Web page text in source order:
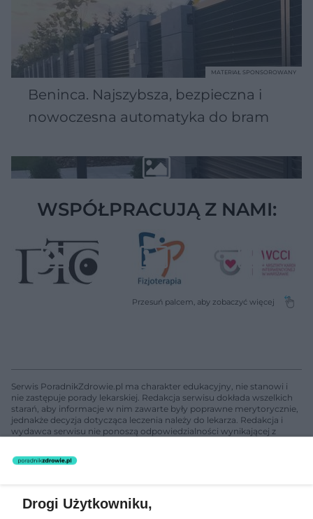
Beninca. Najszybsza, bezpieczna i
nowoczesna automatyka do bram
MATERIAŁ SPONSOROWANY
WSPÓŁPRACUJĄ Z NAMI:
Serwis PoradnikZdrowie.pl ma charakter edukacyjny, nie stanowi i
nie zastępuje porady lekarskiej. Redakcja serwisu dokłada wszelkich
starań, aby informacje w nim zawarte były poprawne merytorycznie,
jednakże decyzja dotycząca leczenia należy do lekarza. Redakcja i
wydawca serwisu nie ponoszą odpowiedzialności wynikającej z
świadczeń zdrowotnych w rozumieniu art. 3 ust 1 ustawy o
Drogi Użytkowniku,